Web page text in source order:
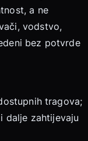
a ne
vodstvo,
bez potvrde
tragova;
dalje zahtijevaju